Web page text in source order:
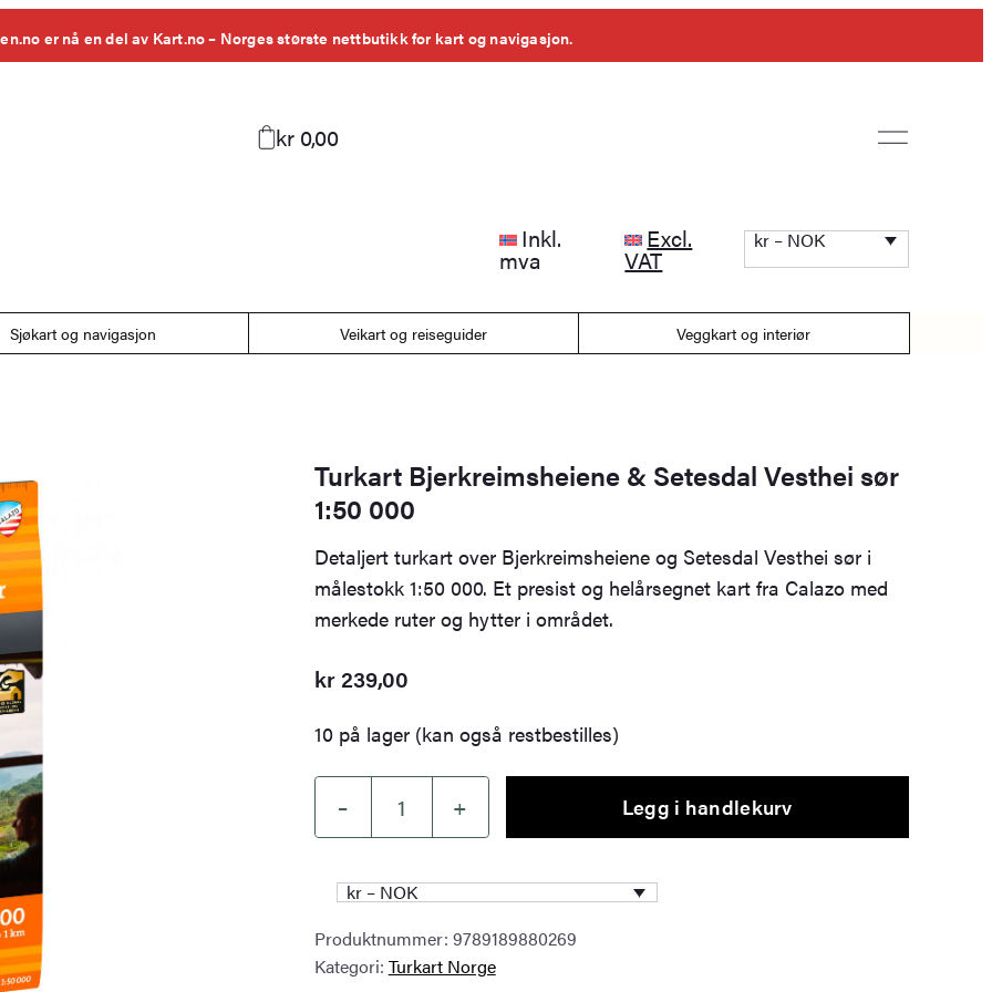
er nå en del av Kart.no – Norges største nettbutikk for kart og navigasjon.
kr 0,00
Inkl.
mva
Excl.
VAT
kr – NOK
Sjøkart og navigasjon Veikart og reiseguider Veggkart og interiør
Turkart Bjerkreimsheiene & Setesdal Vesthei sør
1:50 000
Detaljert turkart over Bjerkreimsheiene og Setesdal Vesthei sør i
målestokk 1:50 000. Et presist og helårsegnet kart fra Calazo med
merkede ruter og hytter i området.
kr239,00
10 på lager (kan også restbestilles)
–
Setesdal
Vesthei
+ Legg i handlekurv
kr – NOK
Produktnummer: 9789189880269
Kategori: Turkart Norge